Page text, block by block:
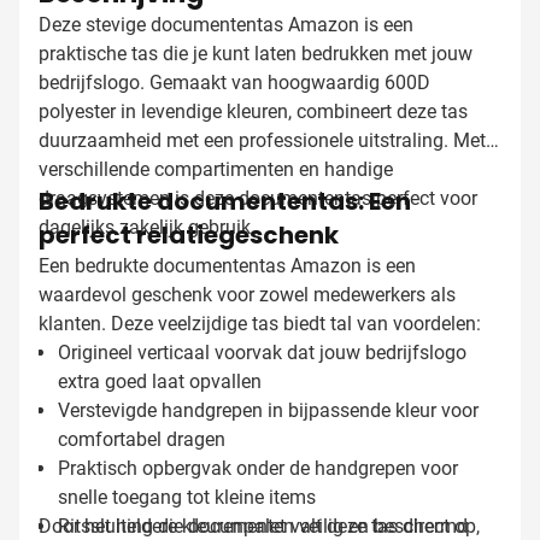
Deze stevige documententas Amazon is een
praktische tas die je kunt laten bedrukken met jouw
bedrijfslogo. Gemaakt van hoogwaardig 600D
polyester in levendige kleuren, combineert deze tas
duurzaamheid met een professionele uitstraling. Met
verschillende compartimenten en handige
draagsystemen is deze documententas perfect voor
dagelijks zakelijk gebruik.
Bedrukte documententas: Een
perfect relatiegeschenk
Een bedrukte documententas Amazon is een
waardevol geschenk voor zowel medewerkers als
klanten. Deze veelzijdige tas biedt tal van voordelen:
Origineel verticaal voorvak dat jouw bedrijfslogo
extra goed laat opvallen
Verstevigde handgrepen in bijpassende kleur voor
comfortabel dragen
Praktisch opbergvak onder de handgrepen voor
snelle toegang tot kleine items
Ritssluiting die documenten veilig en beschermd
Door het heldere kleurenpalet valt deze tas direct op,